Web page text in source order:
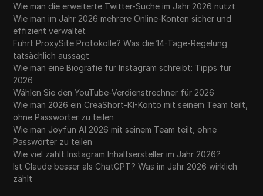
Wie man die erweiterte Twitter-Suche im Jahr 2026 nutzt
Wie man im Jahr 2026 mehrere Online-Konten sicher und
effizient verwaltet
Führt ProxySite Protokolle? Was die 14-Tage-Regelung
tatsächlich aussagt
Wie man eine Biografie für Instagram schreibt: Tipps für
2026
Wählen Sie den YouTube-Verdienstrechner für 2026
Wie man 2026 ein CreaShort-KI-Konto mit seinem Team teilt,
ohne Passwörter zu teilen
Wie man Joyfun AI 2026 mit seinem Team teilt, ohne
Passwörter zu teilen
Wie viel zahlt Instagram Inhaltsersteller im Jahr 2026?
Ist Claude besser als ChatGPT? Was im Jahr 2026 wirklich
zählt